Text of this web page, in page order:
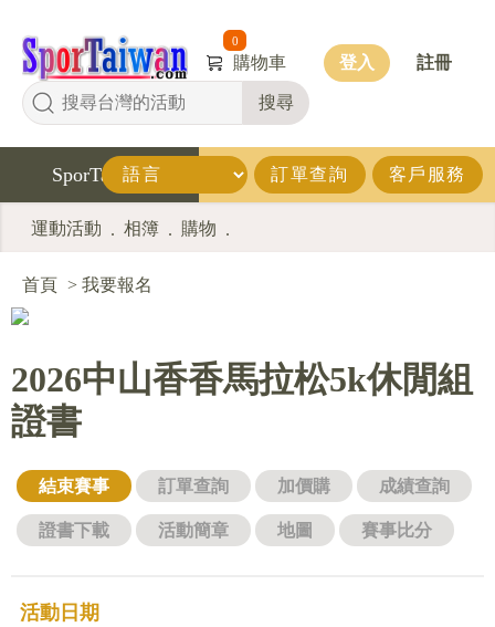
搜尋
0
購物車 登入 註冊
SporTaiwan 訂單查詢 客戶服務
運動活動 . 相簿 . 購物 .
首頁 > 我要報名
2026中山香香馬拉松5k休閒組
證書
結束賽事 訂單查詢 加價購 成績查詢
證書下載 活動簡章 地圖 賽事比分
活動日期